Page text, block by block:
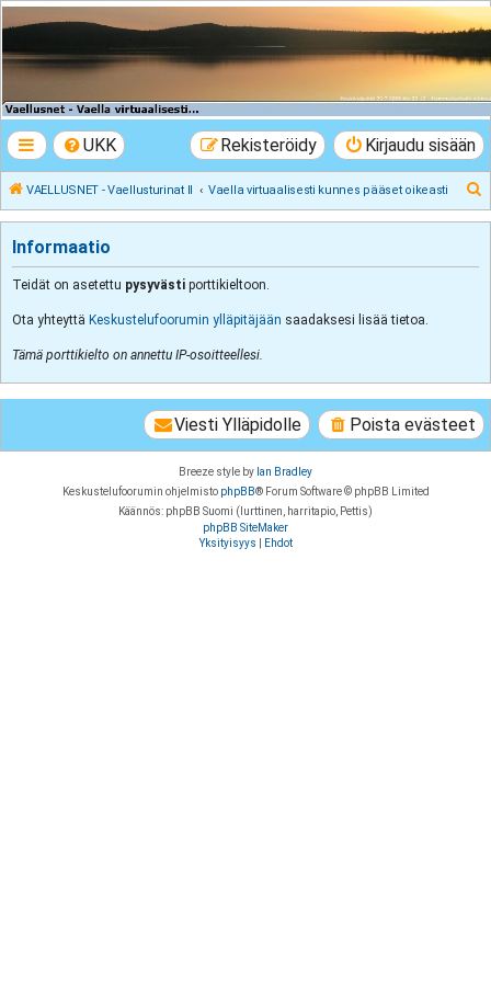
VAELLUSNET -
Vaellusturinat II
UKK Kirjaudu sisään
Rekisteröidy
VAELLUSNET - Vaellusturinat II Vaella virtuaalisesti kunnes pääset oikeasti
Informaatio
Teidät on asetettu pysyvästi porttikieltoon.
Ota yhteyttä Keskustelufoorumin ylläpitäjään saadaksesi lisää tietoa.
Tämä porttikielto on annettu IP-osoitteellesi.
Poista evästeet
Viesti Ylläpidolle
Breeze style by Ian Bradley
Keskustelufoorumin ohjelmisto phpBB® Forum Software © phpBB Limited
Käännös: phpBB Suomi (lurttinen, harritapio, Pettis)
phpBB SiteMaker
Yksityisyys
Ehdot